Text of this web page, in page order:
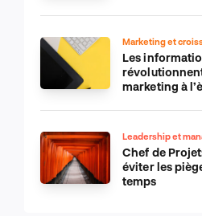
Marketing et
Les
marketing à
Leadership et
Chef de
éviter les
temps